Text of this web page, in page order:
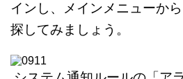
インし、メインメニューから
探してみましょう。